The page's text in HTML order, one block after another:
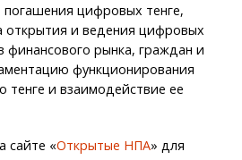
цифровых тенге,
открытия и ведения цифровых
финансового рынка, граждан и
функционирования
и взаимодействие ее
сайте «Открытые НПА» для